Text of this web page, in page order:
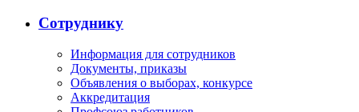
Сотруднику
Информация для сотрудников
Документы, приказы
Объявления о выборах, конкурсе
Аккредитация